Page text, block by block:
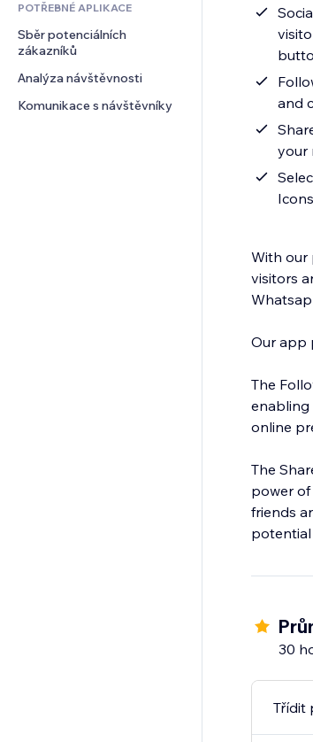
Počasí
Tabulky a grafy
CRM
POTŘEBNÉ APLIKACE
Sběr potenciálních
zákazníků
Analýza návštěvnosti
Komunikace s návštěvníky
and
your
With our
visitors
Our app
The
enabling
online
The
power of
friends
potential
30
Třídit